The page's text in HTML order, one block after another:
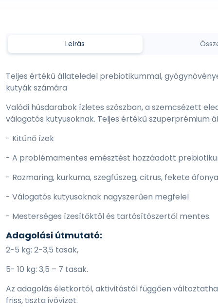
Leírás
Teljes értékű állateledel prebiotikummal,
kutyák számára
Valódi húsdarabok ízletes szószban, a szemcsézett
válogatós kutyusoknak. Teljes értékű szuperprémium
- Kitűnő ízek
- A problémamentes emésztést hozzáadott
- Rozmaring, kurkuma, szegfűszeg, citrus, fekete
- Válogatós kutyusoknak nagyszerűen megfelel
- Mesterséges ízesítőktől és tartósítószertől mentes.
Adagolási útmutató:
2-5 kg: 2-3,5 tasak,
5- 10 kg: 3,5 – 7 tasak.
Az adagolás életkortól, aktivitástól függően
friss, tiszta ivóvizet.